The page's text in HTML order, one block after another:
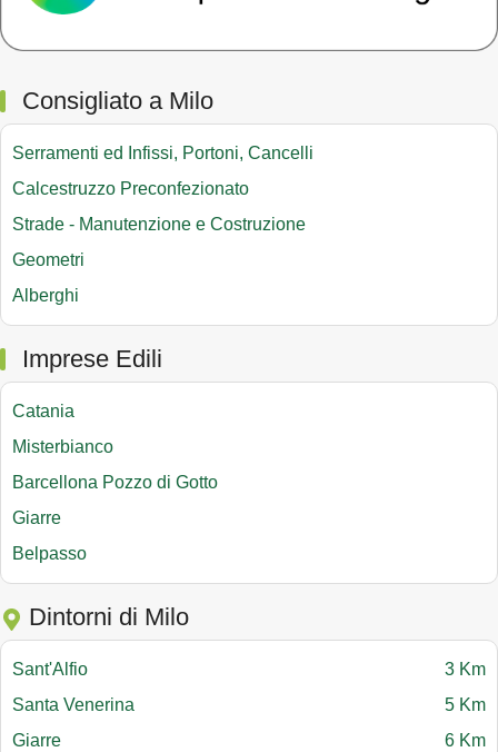
Consigliato a Milo
Serramenti ed Infissi, Portoni, Cancelli
Calcestruzzo Preconfezionato
Strade - Manutenzione e Costruzione
Geometri
Alberghi
Imprese Edili
Catania
Misterbianco
Barcellona Pozzo di Gotto
Giarre
Belpasso
Dintorni di Milo
Sant'Alfio
3 Km
Santa Venerina
5 Km
Giarre
6 Km